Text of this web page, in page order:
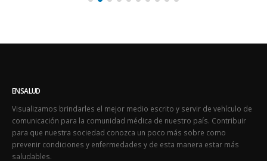
Jan
experimentado la Isla y durante el proceso de
restablecimiento de algunos de...
read more